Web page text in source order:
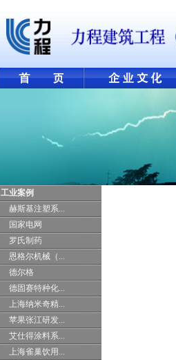
工业案例
赫斯基注塑系...
国家电网
罗氏制药
恩格尔机械（...
德尔格
德固赛特种化...
上海纳米奇精...
苹果张江研发...
艾仕得涂料系...
上海雀巢饮用...